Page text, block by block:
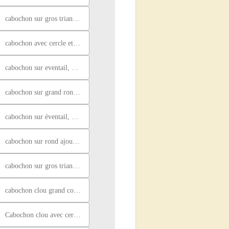
cabochon sur gros triangle, nacré bleu
cabochon avec cercle et fleurs, doré et vert
cabochon sur eventail, bleu, vert et jaune
cabochon sur grand rond ciselé, marron, blanc et paillettes
cabochon sur éventail, blanc paillettes roses et noires
cabochon sur rond ajouré, paillettes rose et noir
cabochon sur gros triangle, nacré rose et bleu
cabochon clou grand coeur, violeet paillette
Cabochon clou avec cercle et fleurs, vert